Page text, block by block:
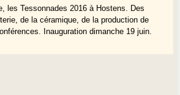
les Tessonnades 2016 à Hostens. Des
de la céramique, de la production de
Inauguration dimanche 19 juin.